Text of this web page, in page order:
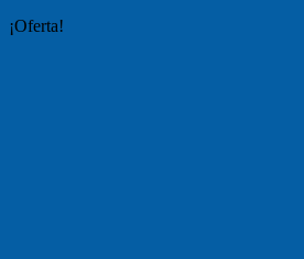
¡Oferta!